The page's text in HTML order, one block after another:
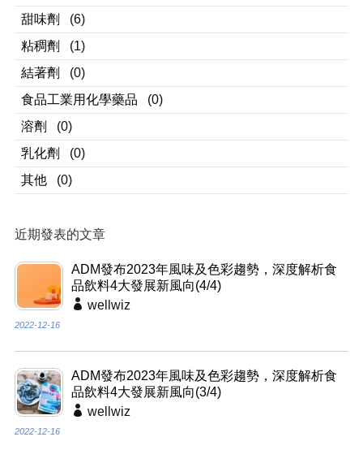
甜味劑
(6)
粘稠劑
(1)
結著劑
(0)
食品工業用化學藥品
(0)
溶劑
(0)
乳化劑
(0)
其他
(0)
近期發表的文章
ADM發布2023年風味及色彩趨勢，深度解析食
品飲料4大發展新風向(4/4)
wellwiz
2022-12-16
ADM發布2023年風味及色彩趨勢，深度解析食
品飲料4大發展新風向(3/4)
wellwiz
2022-12-16